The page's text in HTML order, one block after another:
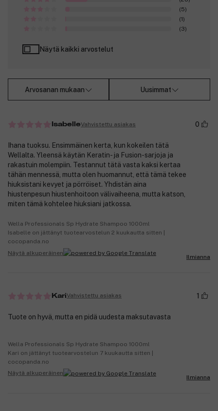
(5)
(1)
(3)
Näytä kaikki arvostelut
Arvosanan mukaan Uusimmat
IsabelleVahvistettu asiakas 0
Ihana tuoksu. Ensimmäinen kerta, kun kokeilen tätä
Wellalta. Yleensä käytän Keratin- ja Fusion-sarjoja ja
rakastuin molempiin. Testannut tätä vasta kaksi kertaa
tähän mennessä, mutta olen huomannut, että tämä tekee
hiuksistani kevyet ja pörröiset. Yhdistän aina
hiustenpesun hiustenhoitoon välivaiheena, mutta katson,
miten tämä kohtelee hiuksiani jatkossa.
Wella Professionals Sp Hydrate Shampoo 1000ml
Isabelle on jättänyt tuotearvostelun 2 kuukautta sitten |
cocopanda.no
Näytä alkuperäinen
Ilmianna
KariVahvistettu asiakas 1
Tuote on hyvä, mutta en pidä uudesta maksutavasta
Wella Professionals Sp Hydrate Shampoo 1000ml
Kari on jättänyt tuotearvostelun 7 kuukautta sitten |
cocopanda.no
Näytä alkuperäinen
Ilmianna